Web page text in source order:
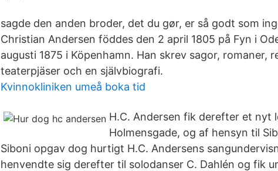
sagde den anden broder, det du gør, er så godt som
Christian Andersen föddes den 2 april 1805 på Fyn i
augusti 1875 i Köpenhamn. Han skrev sagor, romaner,
teaterpjäser och en självbiografi.
Kvinnokliniken umeå boka tid
H.C. Andersen fik derefter et nyt
Holmensgade, og af hensyn til
Siboni opgav dog hurtigt H.C. Andersens
henvendte sig derefter til solodanser C. Dahlén og fik